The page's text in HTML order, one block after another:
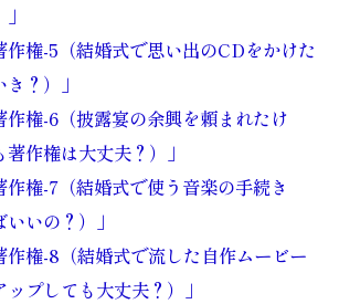
作権-5（結婚式で思い出のCDをかけた
？）」
作権-6（披露宴の余興を頼まれたけ
作権は大丈夫？）」
作権-7（結婚式で使う音楽の手続き
いの？）」
作権-8（結婚式で流した自作ムービー
プしても大丈夫？）」